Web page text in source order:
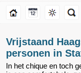
Vrijstaand
personen in
In het chique en toch